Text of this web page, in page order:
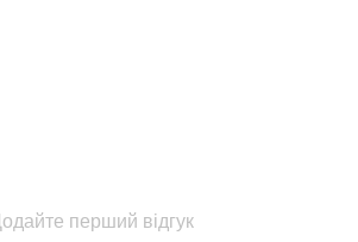
перший відгук